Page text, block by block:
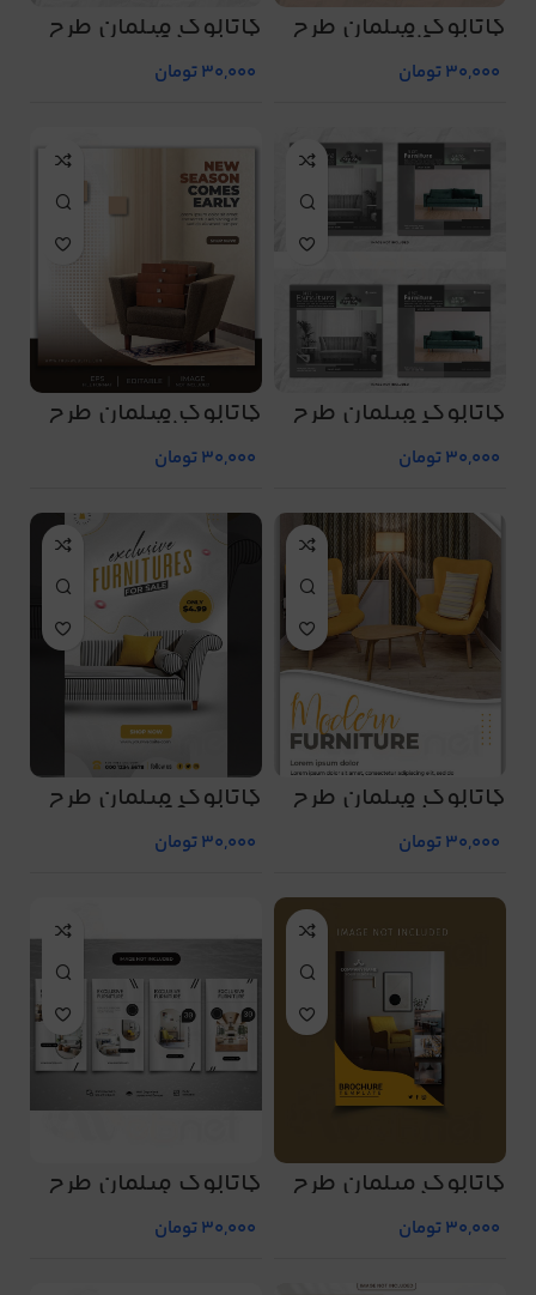
کاتالوگ مبلمان طرح
شماره 44
30,000تومان
کاتالوگ مبلمان طرح
شماره 45
30,000تومان
کاتالوگ مبلمان طرح
شماره 46
30,000تومان
کاتالوگ مبلمان طرح
شماره 47
30,000تومان
کاتالوگ مبلمان طرح
شماره 48
30,000تومان
کاتالوگ مبلمان طرح
شماره 49
30,000تومان
کاتالوگ مبلمان طرح
شماره 5
30,000تومان
کاتالوگ مبلمان طرح
شماره 50
30,000تومان